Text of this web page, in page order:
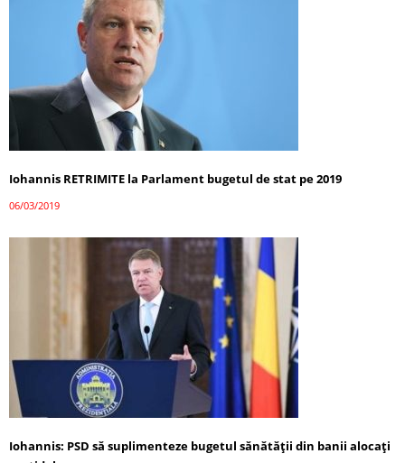
Iohannis RETRIMITE la Parlament bugetul de stat pe 2019
06/03/2019
Iohannis: PSD să suplimenteze bugetul sănătăţii din banii alocaţi